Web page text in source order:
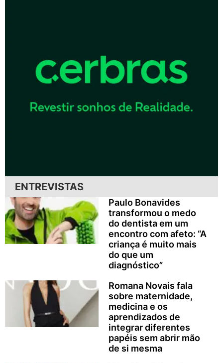
ENTREVISTAS
Paulo Bonavides
transformou o medo
do dentista em um
encontro com afeto: “A
criança é muito mais
do que um
diagnóstico”
Romana Novais fala
sobre maternidade,
medicina e os
aprendizados de
integrar diferentes
papéis sem abrir mão
de si mesma